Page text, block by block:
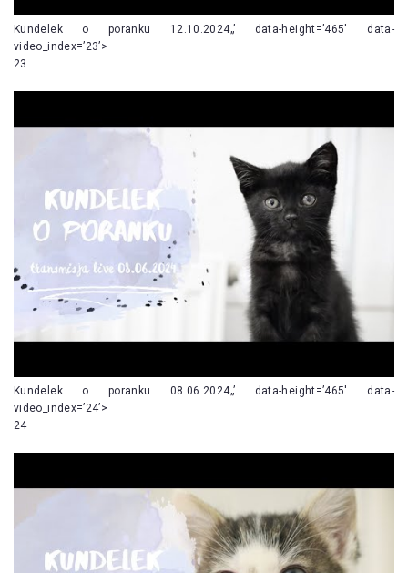
Kundelek o poranku 12.10.2024„’ data-height=’465′ data-
video_index=’23’>
23
Kundelek o poranku 08.06.2024„’ data-height=’465′ data-
video_index=’24’>
24